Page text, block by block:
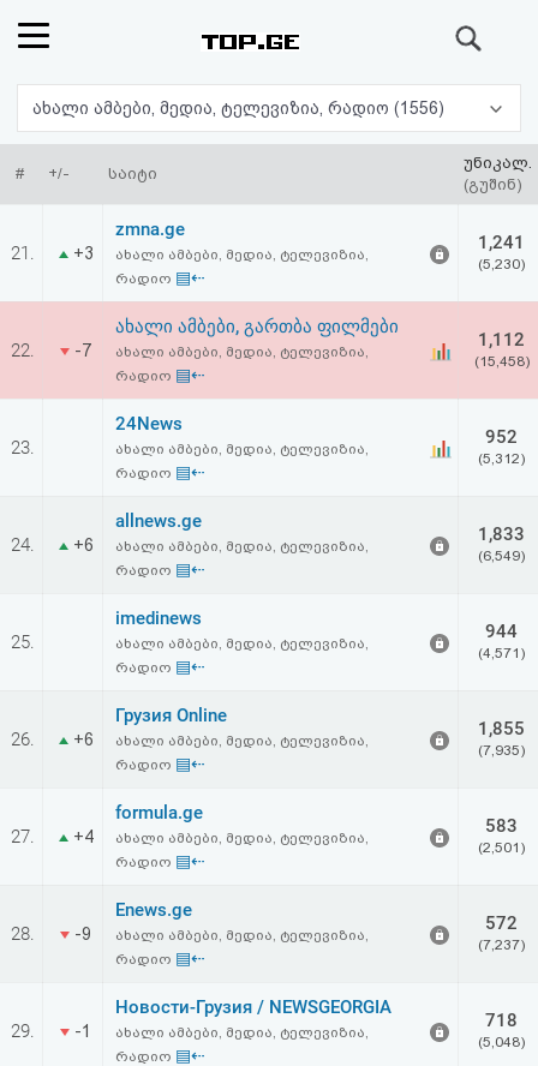
რეიტინგი
(მთავარი)
ფოსტა
ავტორიზაცია
რეგისტრაცია
პაროლის
აღდგენა
სალიცენზიო
შეთანხმება
პასუხისმგებლობის
უარყოფა
ახალი ამბები, მედია, ტელევიზია, რადიო (1556)
# +/- საიტი
უნიკალ.
(გუშინ)
21. +3
zmna.ge
ახალი ამბები, მედია, ტელევიზია,
რადიო ▤⇠
1,241
(5,230)
22. -7
ახალი ამბები, გართბა ფილმები
ახალი ამბები, მედია, ტელევიზია,
რადიო ▤⇠
1,112
(15,458)
23.
24News
ახალი ამბები, მედია, ტელევიზია,
რადიო ▤⇠
952
(5,312)
24. +6
allnews.ge
ახალი ამბები, მედია, ტელევიზია,
რადიო ▤⇠
1,833
(6,549)
25.
imedinews
ახალი ამბები, მედია, ტელევიზია,
რადიო ▤⇠
944
(4,571)
26. +6
Грузия Online
ახალი ამბები, მედია, ტელევიზია,
რადიო ▤⇠
1,855
(7,935)
27. +4
formula.ge
ახალი ამბები, მედია, ტელევიზია,
რადიო ▤⇠
583
(2,501)
28. -9
Enews.ge
ახალი ამბები, მედია, ტელევიზია,
რადიო ▤⇠
572
(7,237)
29. -1
Новости-Грузия / NEWSGEORGIA
ახალი ამბები, მედია, ტელევიზია,
რადიო ▤⇠
718
(5,048)